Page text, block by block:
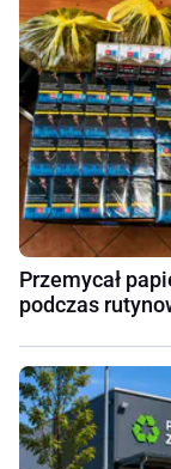
Przemycał
podczas